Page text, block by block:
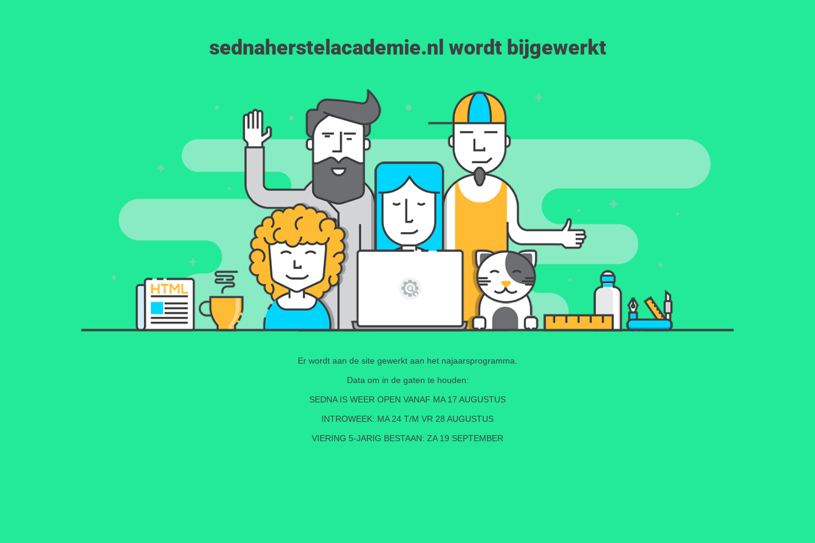
sednaherstelacademie.nl wordt bijgewerkt
Er wordt aan de site gewerkt aan het najaarsprogramma.
Data om in de gaten te houden:
SEDNA IS WEER OPEN VANAF MA 17 AUGUSTUS
INTROWEEK: MA 24 T/M VR 28 AUGUSTUS
VIERING 5-JARIG BESTAAN: ZA 19 SEPTEMBER